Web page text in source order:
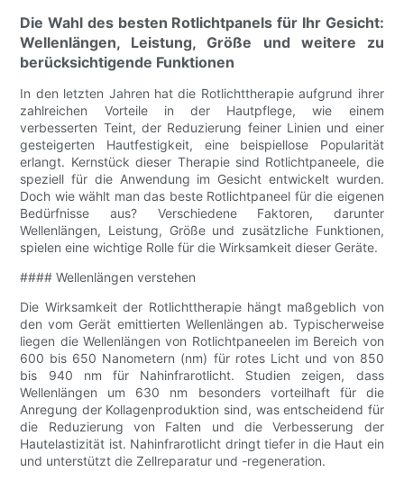
Die Wahl des besten Rotlichtpanels für Ihr Gesicht:
Wellenlängen, Leistung, Größe und weitere zu
berücksichtigende Funktionen
In den letzten Jahren hat die Rotlichttherapie aufgrund ihrer
zahlreichen Vorteile in der Hautpflege, wie einem
verbesserten Teint, der Reduzierung feiner Linien und einer
gesteigerten Hautfestigkeit, eine beispiellose Popularität
erlangt. Kernstück dieser Therapie sind Rotlichtpaneele, die
speziell für die Anwendung im Gesicht entwickelt wurden.
Doch wie wählt man das beste Rotlichtpaneel für die eigenen
Bedürfnisse aus? Verschiedene Faktoren, darunter
Wellenlängen, Leistung, Größe und zusätzliche Funktionen,
spielen eine wichtige Rolle für die Wirksamkeit dieser Geräte.
#### Wellenlängen verstehen
Die Wirksamkeit der Rotlichttherapie hängt maßgeblich von
den vom Gerät emittierten Wellenlängen ab. Typischerweise
liegen die Wellenlängen von Rotlichtpaneelen im Bereich von
600 bis 650 Nanometern (nm) für rotes Licht und von 850
bis 940 nm für Nahinfrarotlicht. Studien zeigen, dass
Wellenlängen um 630 nm besonders vorteilhaft für die
Anregung der Kollagenproduktion sind, was entscheidend für
die Reduzierung von Falten und die Verbesserung der
Hautelastizität ist. Nahinfrarotlicht dringt tiefer in die Haut ein
und unterstützt die Zellreparatur und -regeneration.